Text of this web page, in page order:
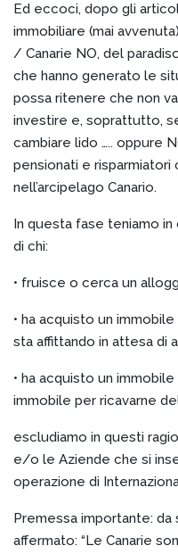
Ed eccoci, dopo gli
immobiliare (mai
/ Canarie NO, del
che hanno generato le
possa ritenere che non
investire e, soprattutto,
cambiare lido ….. oppure
pensionati e
nell’arcipelago Canario.
In questa fase teniamo
di chi:
• fruisce o cerca un
• ha acquisto un
sta affittando in attesa di
• ha acquisto un
immobile per ricavarne
escludiamo in questi
e/o le Aziende che si
operazione di
Premessa importante: da
affermato: “Le Canarie